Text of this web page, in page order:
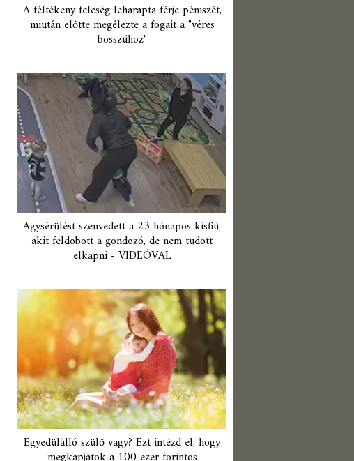
A féltékeny feleség leharapta férje péniszét,
miután előtte megélezte a fogait a "véres
bosszúhoz"
Agysérülést szenvedett a 23 hónapos kisfiú,
akit feldobott a gondozó, de nem tudott
elkapni - VIDEÓVAL
Egyedülálló szülő vagy? Ezt intézd el, hogy